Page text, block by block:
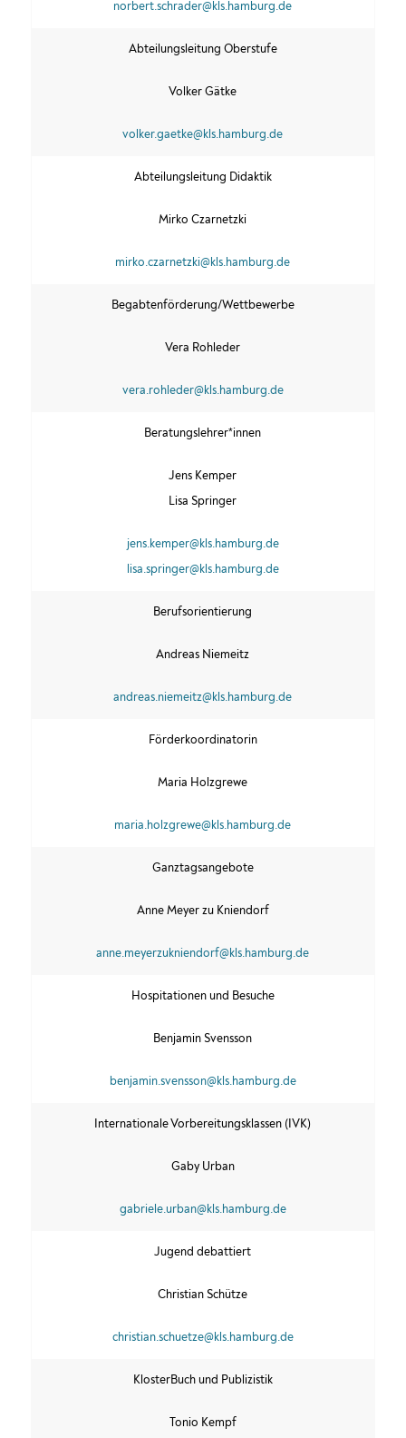
norbert.schrader@kls.hamburg.de
Abteilungsleitung Oberstufe
Volker Gätke
volker.gaetke@kls.hamburg.de
Abteilungsleitung Didaktik
Mirko Czarnetzki
mirko.czarnetzki@kls.hamburg.de
Begabtenförderung/Wettbewerbe
Vera Rohleder
vera.rohleder@kls.hamburg.de
Beratungslehrer*innen
Jens Kemper
Lisa Springer
jens.kemper@kls.hamburg.de
lisa.springer@kls.hamburg.de
Berufsorientierung
Andreas Niemeitz
andreas.niemeitz@kls.hamburg.de
Förderkoordinatorin
Maria Holzgrewe
maria.holzgrewe@kls.hamburg.de
Ganztagsangebote
Anne Meyer zu Kniendorf
anne.meyerzukniendorf@kls.hamburg.de
Hospitationen und Besuche
Benjamin Svensson
benjamin.svensson@kls.hamburg.de
Internationale Vorbereitungsklassen (IVK)
Gaby Urban
gabriele.urban@kls.hamburg.de
Jugend debattiert
Christian Schütze
christian.schuetze@kls.hamburg.de
KlosterBuch und Publizistik
Tonio Kempf